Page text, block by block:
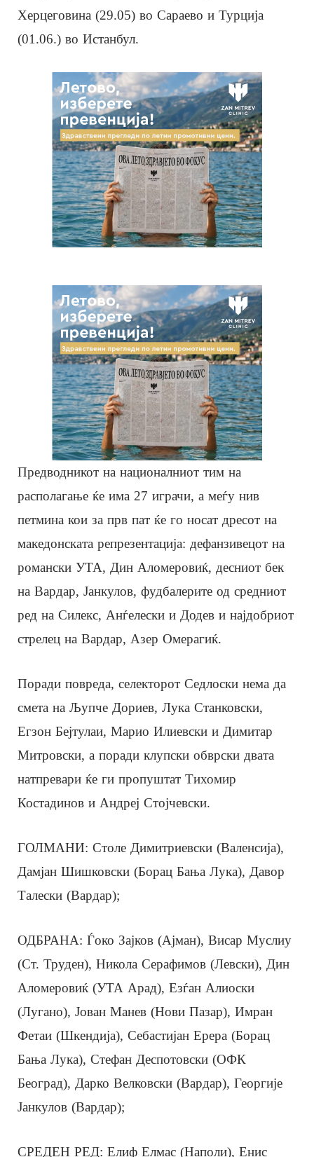
Херцеговина (29.05) во Сараево и Турција
(01.06.) во Истанбул.
Предводникот на националниот тим на
располагање ќе има 27 играчи, а меѓу нив
петмина кои за прв пат ќе го носат дресот на
македонската репрезентација: дефанзивецот на
романски УТА, Дин Аломеровиќ, десниот бек
на Вардар, Јанкулов, фудбалерите од средниот
ред на Силекс, Анѓелески и Додев и најдобриот
стрелец на Вардар, Азер Омерагиќ.
Поради повреда, селекторот Седлоски нема да
смета на Љупче Дориев, Лука Станковски,
Егзон Бејтулаи, Марио Илиевски и Димитар
Митровски, а поради клупски обврски двата
натпревари ќе ги пропуштат Тихомир
Костадинов и Андреј Стојчевски.
ГОЛМАНИ: Столе Димитриевски (Валенсија),
Дамјан Шишковски (Борац Бања Лука), Давор
Талески (Вардар);
ОДБРАНА: Ѓоко Зајков (Ајман), Висар Муслиу
(Ст. Труден), Никола Серафимов (Левски), Дин
Аломеровиќ (УТА Арад), Езѓан Алиоски
(Лугано), Јован Манев (Нови Пазар), Имран
Фетаи (Шкендија), Себастијан Ерера (Борац
Бања Лука), Стефан Деспотовски (ОФК
Београд), Дарко Велковски (Вардар), Георгије
Јанкулов (Вардар);
СРЕДЕН РЕД: Елиф Елмас (Наполи), Енис